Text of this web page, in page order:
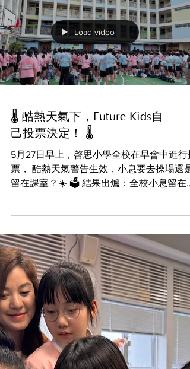
Empowering Students with Flexible Dual-
Track Educational Options Planning a stable
and high-quality educational path for
is a top priority for many families. The
Creative Schools Continuum—comprising
Creative Secondary School (CSS), Creative
Primary School (CPS), and Creative Primary
utilized a collaborative "Three-School
Connection" model to provide students with
Load video
5月27日早上，啓思小學全校在早會中進行
票， 酷熱天氣警告生效，小息要去操場還是
留在課室？☀️ 🗳️ 結果出爐：全校小息留在
室，涼爽又安全。❄️ ✅ 每位同學一票，學習
表達意見，也學習尊重集體決定。 這就是啓
思培養Future Kids責任意識的方式！ 讓孩子
從小參與、思考、承擔，為未來的世界做好
備。✨💪🏻